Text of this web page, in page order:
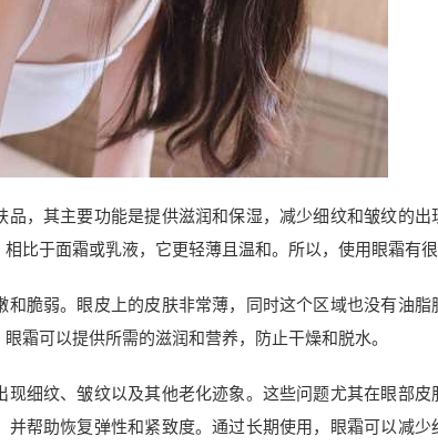
，其主要功能是提供滋润和保湿，减少细纹和皱纹的出
比于面霜或乳液，它更轻薄且温和。所以，使用眼霜有很
和脆弱。眼皮上的皮肤非常薄，同时这个区域也没有油
霜可以提供所需的滋润和营养，防止干燥和脱水。
现细纹、皱纹以及其他老化迹象。这些问题尤其在眼部
并帮助恢复弹性和紧致度。通过长期使用，眼霜可以减